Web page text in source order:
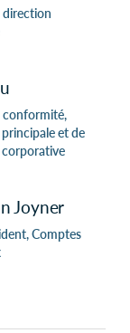
direction
conformité,
et de
Joyner
Comptes